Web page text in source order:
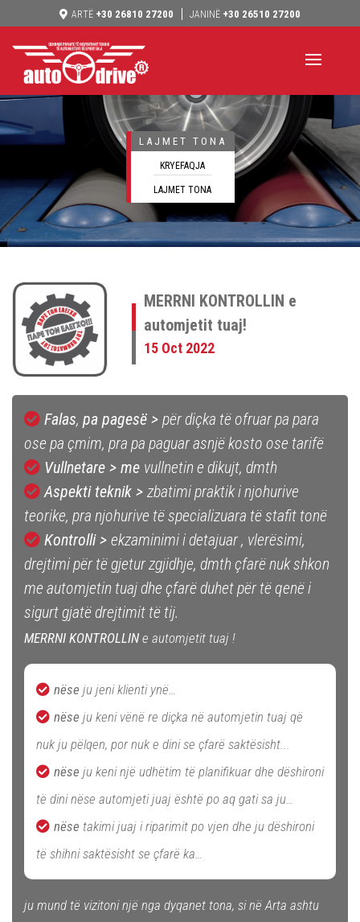
ARTË +30 26810 27200 JANINË +30 26510 27200
LAJMET TONA
KRYEFAQJA
LAJMET TONA
MERRNI KONTROLLIN e
automjetit tuaj!
15 Oct 2022
Falas, pa pagesë > për diçka të ofruar pa para
ose pa çmim, pra pa paguar asnjë kosto ose tarifë
Vullnetare > me vullnetin e dikujt, dmth
Aspekti teknik > zbatimi praktik i njohurive
teorike, pra njohurive të specializuara të stafit tonë
Kontrolli > ekzaminimi i detajuar , vlerësimi,
drejtimi për të gjetur zgjidhje, dmth çfarë nuk shkon
me automjetin tuaj dhe çfarë duhet për të qenë i
sigurt gjatë drejtimit të tij.
MERRNI KONTROLLIN e automjetit tuaj !
nëse ju jeni klienti ynë…
nëse ju keni vënë re diçka në automjetin tuaj që
nuk ju pëlqen, por nuk e dini se çfarë saktësisht...
nëse ju keni një udhëtim të planifikuar dhe dëshironi
të dini nëse automjeti juaj është po aq gati sa ju…
nëse takimi juaj i riparimit po vjen dhe ju dëshironi
të shihni saktësisht se çfarë ka…
ju mund të vizitoni një nga dyqanet tona, si në Arta ashtu